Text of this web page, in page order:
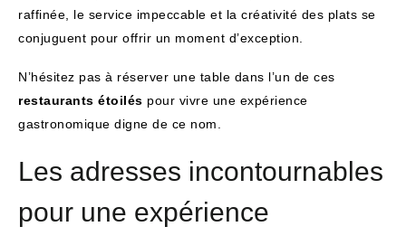
raffinée, le service impeccable et la créativité des plats se
conjuguent pour offrir un moment d’exception.
N’hésitez pas à réserver une table dans l’un de ces
restaurants étoilés pour vivre une expérience
gastronomique digne de ce nom.
Les adresses incontournables
pour une expérience